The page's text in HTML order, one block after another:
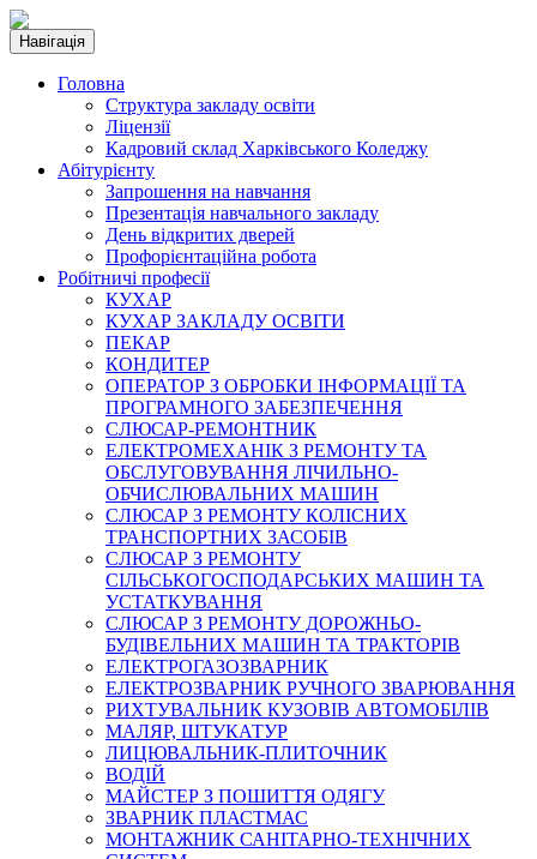
Навігація
Головна
Структура закладу освіти
Ліцензії
Кадровий склад Харківського Коледжу
Абітурієнту
Запрошення на навчання
Презентація навчального закладу
День відкритих дверей
Профорієнтаційна робота
Робітничі професії
КУХАР
КУХАР ЗАКЛАДУ ОСВІТИ
ПЕКАР
КОНДИТЕР
ОПЕРАТОР З ОБРОБКИ ІНФОРМАЦІЇ ТА
ПРОГРАМНОГО ЗАБЕЗПЕЧЕННЯ
СЛЮСАР-РЕМОНТНИК
ЕЛЕКТРОМЕХАНІК З РЕМОНТУ ТА
ОБСЛУГОВУВАННЯ ЛІЧИЛЬНО-
ОБЧИСЛЮВАЛЬНИХ МАШИН
СЛЮСАР З РЕМОНТУ КОЛІСНИХ
ТРАНСПОРТНИХ ЗАСОБІВ
СЛЮСАР З РЕМОНТУ
СІЛЬСЬКОГОСПОДАРСЬКИХ МАШИН ТА
УСТАТКУВАННЯ
СЛЮСАР З РЕМОНТУ ДОРОЖНЬО-
БУДІВЕЛЬНИХ МАШИН ТА ТРАКТОРІВ
ЕЛЕКТРОГАЗОЗВАРНИК
ЕЛЕКТРОЗВАРНИК РУЧНОГО ЗВАРЮВАННЯ
РИХТУВАЛЬНИК КУЗОВІВ АВТОМОБІЛІВ
МАЛЯР, ШТУКАТУР
ЛИЦЮВАЛЬНИК-ПЛИТОЧНИК
ВОДІЙ
МАЙСТЕР З ПОШИТТЯ ОДЯГУ
ЗВАРНИК ПЛАСТМАС
МОНТАЖНИК САНІТАРНО-ТЕХНІЧНИХ